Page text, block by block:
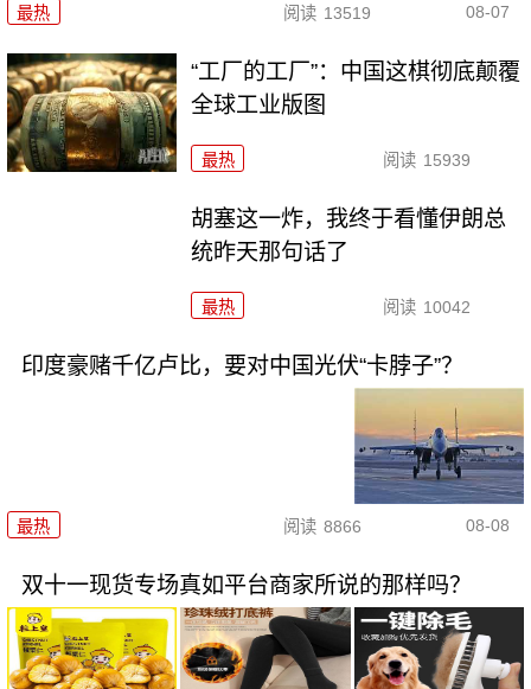
最热 阅读 13519 08-07
“工厂的工厂”：中国这棋彻底颠覆
全球工业版图
最热 阅读 15939
胡塞这一炸，我终于看懂伊朗总
统昨天那句话了
最热 阅读 10042
印度豪赌千亿卢比，要对中国光伏“卡脖子”？
最热 阅读 8866 08-08
双十一现货专场真如平台商家所说的那样吗？